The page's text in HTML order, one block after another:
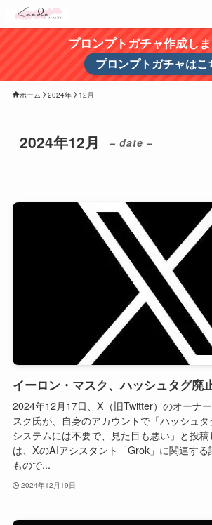
プロンプトガチャ作成しま
プロンプトガチャはこ
ホーム 2024年 12月
2024年12月 – date –
イーロン・マスク、ハッシュタグ廃
2024年12月17日、X（旧Twitter）のオーナ
スク氏が、自身のアカウントで「ハッシュタ
システムには不要で、見た目も悪い」と投
は、XのAIアシスタント「Grok」に関連する
もので...
2024年12月19日